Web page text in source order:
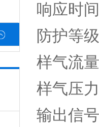
响应时
防护等
样气流
样气压
输出信